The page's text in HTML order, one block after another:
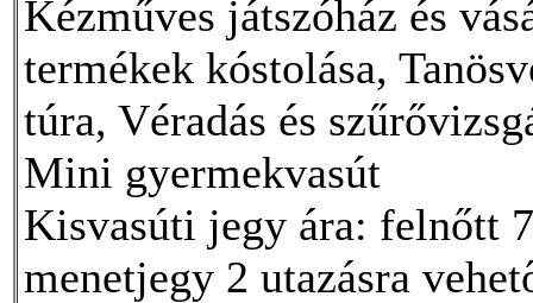
Kézműves játszóház és
termékek kóstolása,
túra, Véradás és
Mini gyermekvasút
Kisvasúti jegy ára: felnőtt
menetjegy 2 utazásra